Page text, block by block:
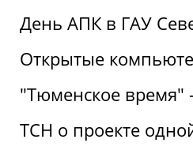
День АПК в ГАУ
Открытые
"Тюменское время"
ТСН о проекте